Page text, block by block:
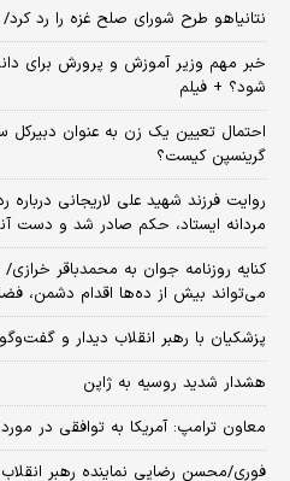
نتانیاهو طرح شورای صلح غزه را رد
خبر مهم وزیر آموزش و پرورش برای
شود؟ + فیلم
احتمال تعیین یک زن به عنوان دبیرکل
گرینسپن کیست؟
روایت فرزند شهید علی لاریجانی
مردانه ایستاد، حکم صادر شد و دست
کنایه روزنامه جوان به محمدباقر
می‌تواند بیش از ده‌ها اقدام دشمن،
پزشکیان با رهبر انقلاب دیدار و
هشدار شدید روسیه به ژاپن
معاون ترامپ: آمریکا به توافقی در
فوری/محسن رضایی نماینده رهبر